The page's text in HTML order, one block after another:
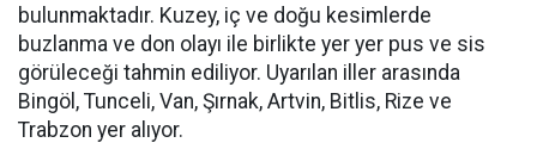
bulunmaktadır. Kuzey, iç ve doğu kesimlerde
buzlanma ve don olayı ile birlikte yer yer pus ve sis
görüleceği tahmin ediliyor. Uyarılan iller arasında
Bingöl, Tunceli, Van, Şırnak, Artvin, Bitlis, Rize ve
Trabzon yer alıyor.